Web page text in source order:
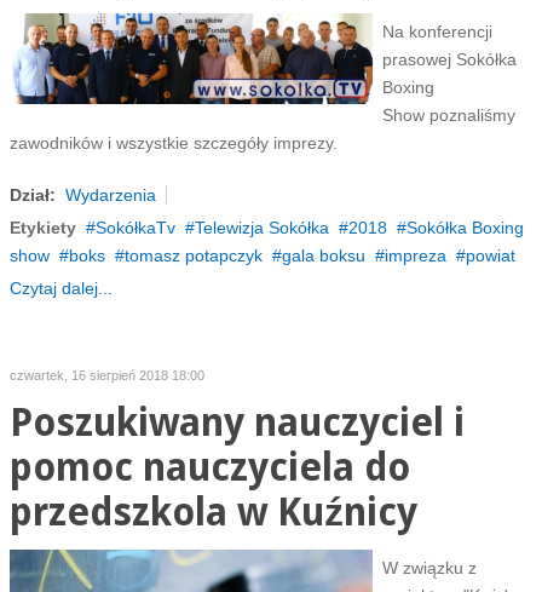
Na konferencji
prasowej Sokółka
Boxing
Show poznaliśmy
zawodników i wszystkie szczegóły imprezy.
Dział: Wydarzenia
Etykiety
SokółkaTv Telewizja Sokółka 2018
Sokółka Boxing
show
boks tomasz potapczyk gala boksu impreza
powiat
Czytaj dalej...
czwartek, 16 sierpień 2018 18:00
Poszukiwany nauczyciel i
pomoc nauczyciela do
przedszkola w Kuźnicy
W związku z